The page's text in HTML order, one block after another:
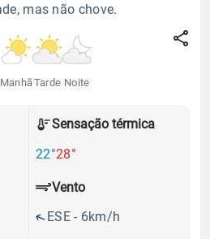
mas não chove.
Manhã Tarde Noite
Sensação térmica
22°28°
Vento
ESE - 6km/h